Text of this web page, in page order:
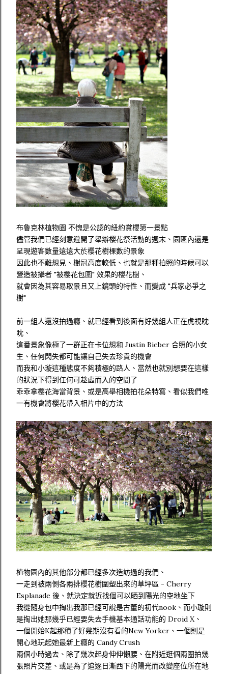
布魯克林植物園 不愧是公認的紐約賞櫻第一景點
儘管我們已經刻意避開了舉辦櫻花祭活動的週末、園區內還是
呈現遊客數量遠遠大於櫻花樹棵數的景象
因此也不難想見、樹冠高度較低、也就是那種拍照的時候可以
營造被攝者 "被櫻花包圍" 效果的櫻花樹、
就會因為其容易取景且又上鏡頭的特性、而變成 "兵家必爭之
樹"
前一組人還沒拍過癮、就已經看到後面有好幾組人正在虎視眈
眈、
這番景象像極了一群正在卡位想和 Justin Bieber 合照的小女
生、任何閃失都可能讓自己失去珍貴的機會
而我和小璇這種態度不夠積極的路人、當然也就別想要在這樣
的狀況下得到任何可趁虛而入的空間了
乖乖拿櫻花海當背景、或是高舉相機拍花朵特寫、看似我們唯
一有機會將櫻花帶入相片中的方法
植物園內的其他部分都已經多次造訪過的我們、
一走到被兩側各兩排櫻花樹圍塑出來的草坪區 - Cherry
Esplanade 後、就決定就近找個可以晒到陽光的空地坐下
我從隨身包中掏出我那已經可說是古董的初代nook、而小璇則
是掏出她那幾乎已經要失去手機基本通話功能的 Droid X、
一個開始K起那積了好幾期沒有看的New Yorker、一個則是
開心地玩起她最新上癮的 Candy Crush
兩個小時過去、除了幾次起身伸伸懶腰、在附近逛個兩圈拍幾
張照片交差、或是為了追逐日漸西下的陽光而改變座位所在地